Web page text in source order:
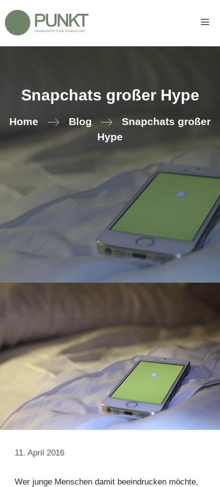
Inhalt
springen
Snapchats großer Hype
Home Blog
Snapchats großer
Hype
11. April 2016
Wer junge Menschen damit beeindrucken möchte,